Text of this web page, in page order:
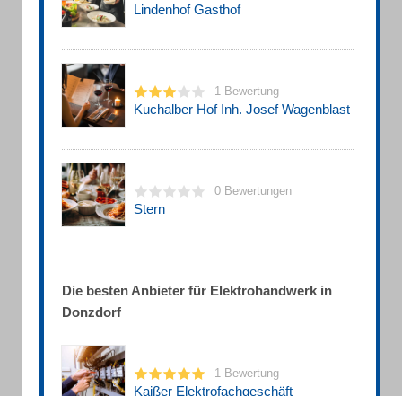
Lindenhof Gasthof
1 Bewertung
Kuchalber Hof Inh. Josef Wagenblast
0 Bewertungen
Stern
Die besten Anbieter für Elektrohandwerk in
Donzdorf
1 Bewertung
Kaißer Elektrofachgeschäft